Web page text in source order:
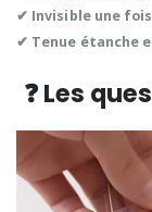
✔ Invisibleune
✔ Tenue étanche
❓ Les